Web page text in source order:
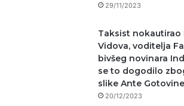
29/11/2023
Taksist nokautirao
Vidova, voditelja
bivšeg novinara
se to dogodilo
slike Ante Gotovine
20/12/2023